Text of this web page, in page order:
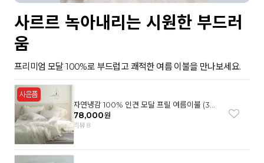
사르르 녹아내리는 시원한 부드러
움
프리미엄 모달 100%로 부드럽고 쾌적한 여름 이불을 만나보세요.
자연냉감 100% 인견 모달 프릴 여름이불 (3컬
러)
78,000원
리뷰 8